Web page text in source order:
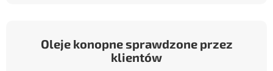
Oleje konopne sprawdzone przez
klientów